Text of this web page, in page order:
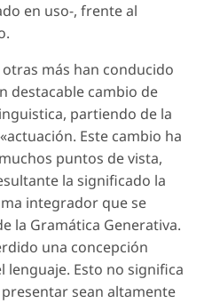
en uso-, frente al
más han conducido
destacable cambio de
partiendo de la
Este cambio ha
puntos de vista,
la significado la
integrador que se
la Gramática Generativa.
una concepción
lenguaje. Esto no significa
sean altamente